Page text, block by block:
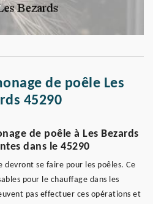
de poêle Les
45290
de poêle à Les Bezards
dans le 45290
devront se faire pour les poêles. Ce
pour le chauffage dans les
pas effectuer ces opérations et